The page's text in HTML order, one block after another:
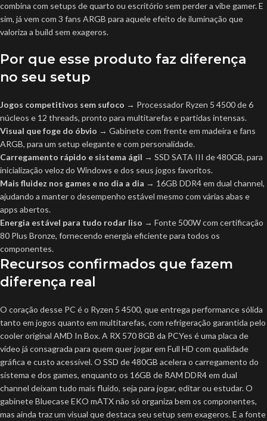
combina com setups de quarto ou escritório sem perder a vibe gamer. E
sim, já vem com 3 fans ARGB para aquele efeito de iluminação que
valoriza a build sem exageros.
Por que esse produto faz diferença
no seu setup
Jogos competitivos sem sufoco → Processador Ryzen 5 4500 de 6
núcleos e 12 threads, pronto para multitarefas e partidas intensas.
Visual que foge do óbvio → Gabinete com frente em madeira e fans
ARGB, para um setup elegante e com personalidade.
Carregamento rápido e sistema ágil → SSD SATA III de 480GB, para
inicialização veloz do Windows e dos seus jogos favoritos.
Mais fluidez nos games e no dia a dia → 16GB DDR4 em dual channel,
ajudando a manter o desempenho estável mesmo com várias abas e
apps abertos.
Energia estável para tudo rodar liso → Fonte 500W com certificação
80 Plus Bronze, fornecendo energia eficiente para todos os
componentes.
Recursos confirmados que fazem
diferença real
O coração desse PC é o Ryzen 5 4500, que entrega performance sólida
tanto em jogos quanto em multitarefas, com refrigeração garantida pelo
cooler original AMD In Box. A RX 570 8GB da PCYes é uma placa de
vídeo já consagrada para quem quer jogar em Full HD com qualidade
gráfica e custo acessível. O SSD de 480GB acelera o carregamento do
sistema e dos games, enquanto os 16GB de RAM DDR4 em dual
channel deixam tudo mais fluido, seja para jogar, editar ou estudar. O
gabinete Bluecase EKO mATX não só organiza bem os componentes,
mas ainda traz um visual que destaca seu setup sem exageros. E a fonte